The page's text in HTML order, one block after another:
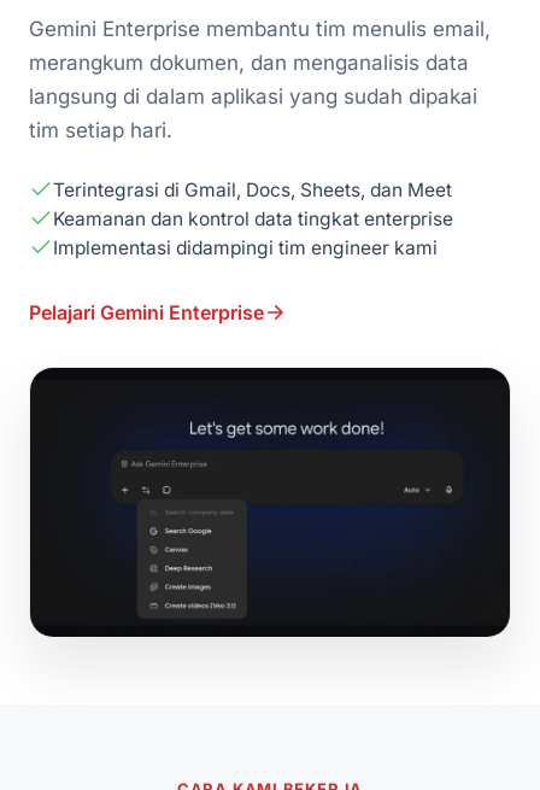
Gemini Enterprise membantu tim menulis email,
merangkum dokumen, dan menganalisis data
langsung di dalam aplikasi yang sudah dipakai
tim setiap hari.
Terintegrasi di Gmail, Docs, Sheets, dan Meet
Keamanan dan kontrol data tingkat enterprise
Implementasi didampingi tim engineer kami
Pelajari Gemini Enterprise